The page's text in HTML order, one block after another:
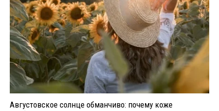
Августовское солнце обманчиво: почему коже